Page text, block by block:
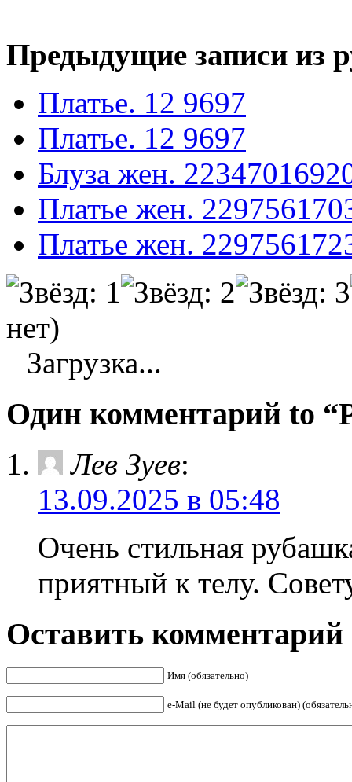
Предыдущие записи из
Платье. 12 9697
Платье. 12 9697
Блуза жен.
Платье жен.
Платье жен.
нет)
Загрузка...
Один комментарий to
Лев Зуев:
13.09.2025 в 05:48
Очень стильная
приятный к телу.
Оставить комментарий
Имя (обязательно)
е-Mail (не будет опубликован)